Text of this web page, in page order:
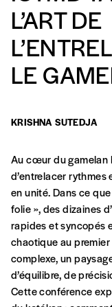
L’ART DE
LE
KRISHNA SUTEDJA
Se
Mot de passe
A partir de
l’interculturel,
Le prix libre
par
peut être une
qu’il estime
activités et
d’affirmer
Au cœur du gamelan
d’entrelacer
en unité. Dans ce
folie », des dizaines
rapides et syncopés
chaotique au
complexe, un
d’équilibre, de
Cette conférence